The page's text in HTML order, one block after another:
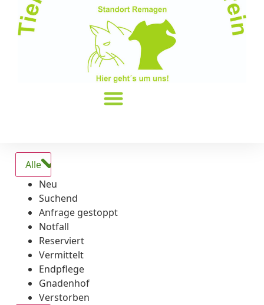
Alle
Neu
Suchend
Anfrage gestoppt
Notfall
Reserviert
Vermittelt
Endpflege
Gnadenhof
Verstorben